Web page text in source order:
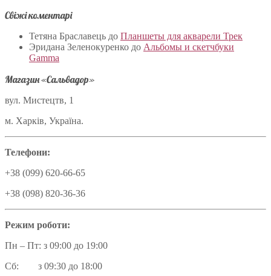
Свіжі коментарі
Тетяна Браславець до Планшеты для акварели Трек
Эридана Зеленокуренко до Альбомы и скетчбуки
Gamma
Магазин «Сальвадор»
вул. Мистецтв, 1
м. Харків, Україна.
Телефони:
+38 (099) 620-66-65
+38 (098) 820-36-36
Режим роботи:
Пн – Пт: з 09:00 до 19:00
Сб: з 09:30 до 18:00